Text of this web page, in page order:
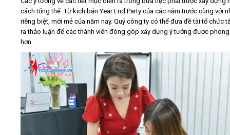
cách tổng thể. Từ kịch bản Year End Party của các năm trước cùng với
riêng biệt, mới mẻ của năm nay. Quý công ty có thể đưa đề tài tổ chức
ra thảo luận để các thành viên đóng góp xây dựng ý tưởng được
hơn.